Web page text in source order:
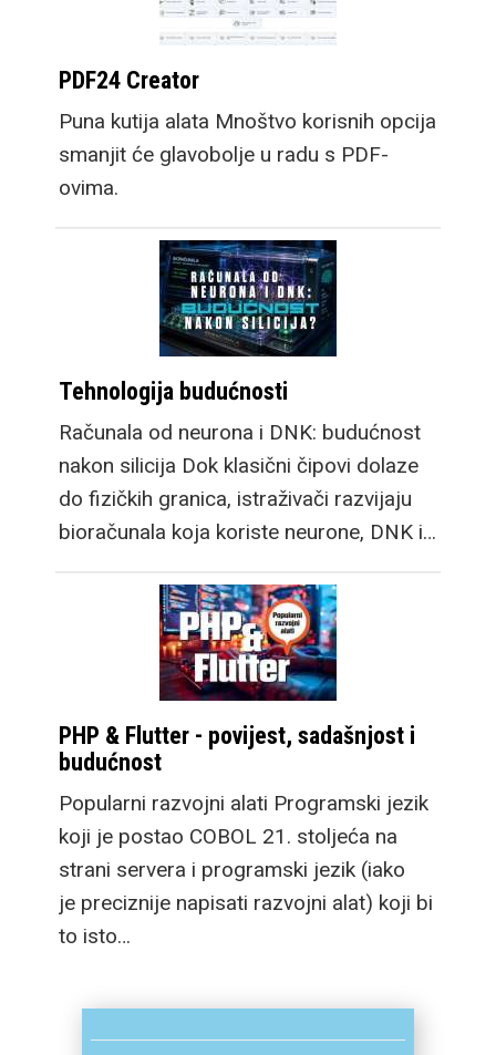
PDF24 Creator
Puna kutija alata Mnoštvo korisnih opcija
smanjit će glavobolje u radu s PDF-
ovima.
Tehnologija budućnosti
Računala od neurona i DNK: budućnost
nakon silicija Dok klasični čipovi dolaze
do fizičkih granica, istraživači razvijaju
bioračunala koja koriste neurone, DNK i…
PHP & Flutter - povijest, sadašnjost i
budućnost
Popularni razvojni alati Programski jezik
koji je postao COBOL 21. stoljeća na
strani servera i programski jezik (iako
je preciznije napisati razvojni alat) koji bi
to isto…